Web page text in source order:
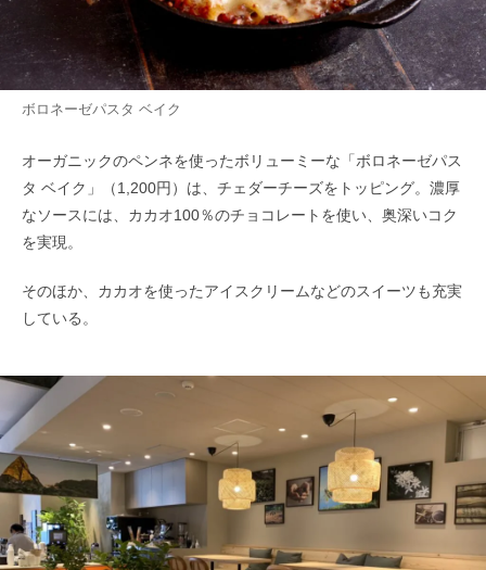
ボロネーゼパスタ ベイク
オーガニックのペンネを使ったボリューミーな「ボロネーゼパス
タ ベイク」（1,200円）は、チェダーチーズをトッピング。濃厚
なソースには、カカオ100％のチョコレートを使い、奥深いコク
を実現。
そのほか、カカオを使ったアイスクリームなどのスイーツも充実
している。